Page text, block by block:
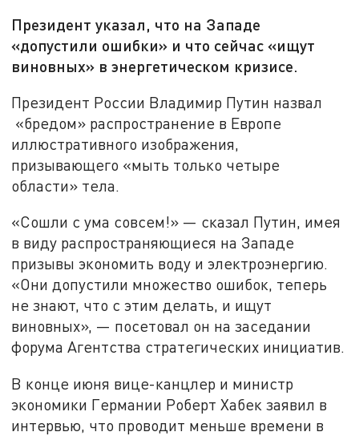
Президент указал, что на Западе
«допустили ошибки» и что сейчас «ищут
виновных» в энергетическом кризисе.
Президент России Владимир Путин назвал
«бредом» распространение в Европе
иллюстративного изображения,
призывающего «мыть только четыре
области» тела.
«Сошли с ума совсем!» — сказал Путин, имея
в виду распространяющиеся на Западе
призывы экономить воду и электроэнергию.
«Они допустили множество ошибок, теперь
не знают, что с этим делать, и ищут
виновных», — посетовал он на заседании
форума Агентства стратегических инициатив.
В конце июня вице-канцлер и министр
экономики Германии Роберт Хабек заявил в
интервью, что проводит меньше времени в